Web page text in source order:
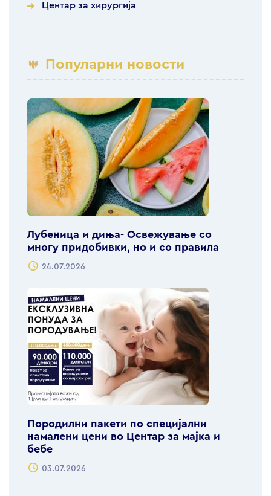
Центар за хирургија
Популарни новости
Лубеница и диња- Освежување со
многу придобивки, но и со правила
24.07.2026
Породилни пакети по специјални
намалени цени во Центар за мајка и
бебе
03.07.2026